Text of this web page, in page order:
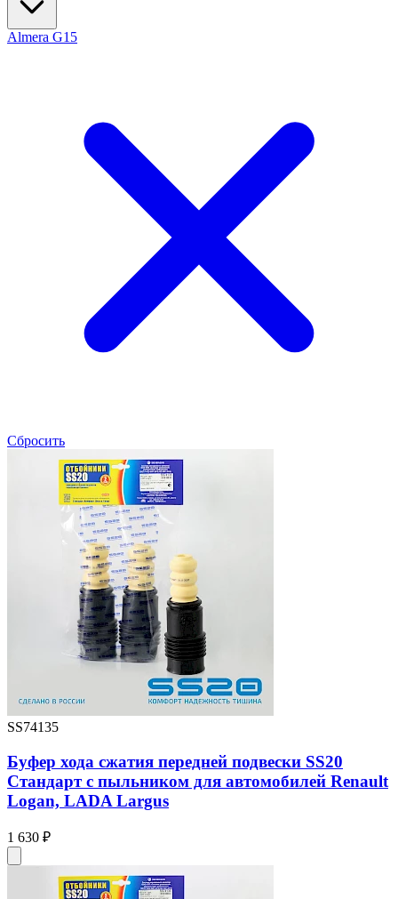
Almera G15
Сбросить
SS74135
Буфер хода сжатия передней подвески SS20
Стандарт с пыльником для автомобилей Renault
Logan, LADA Largus
1 630 ₽